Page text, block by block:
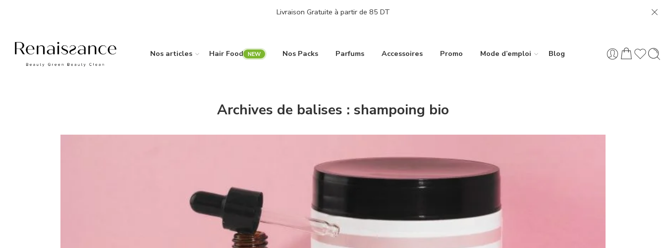
Livraison Gratuite à partir de 85 DT
Nos articles Hair Food Nos Packs Parfums Accessoires Promo Mode d’emploi Blog
Archives de balises : shampoing bio